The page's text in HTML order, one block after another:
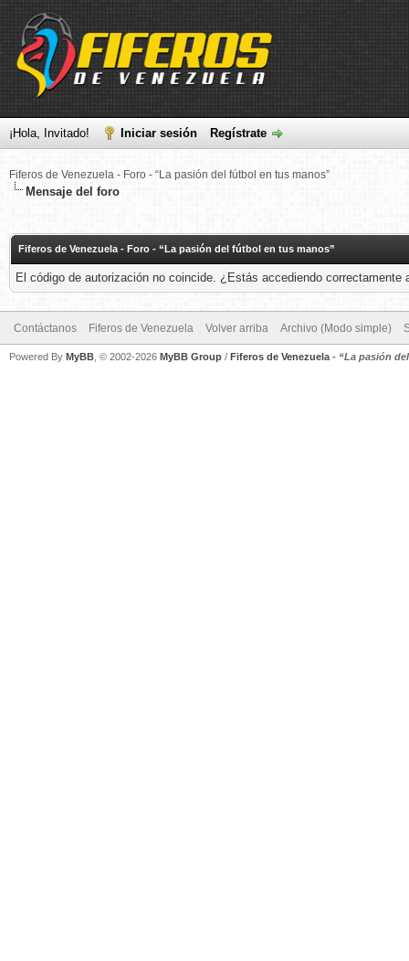
¡Hola, Invitado! Iniciar sesión Regístrate
Fiferos de Venezuela - Foro - “La pasión del fútbol en tus manos”
Mensaje del foro
Fiferos de Venezuela - Foro - “La pasión del fútbol en tus manos”
El código de autorización no coincide. ¿Estás accediendo
Contáctanos Fiferos de Venezuela Volver arriba Archivo (Modo simple)
Powered By MyBB , © 2002-2026 MyBB Group / Fiferos de Venezuela - “La pasión